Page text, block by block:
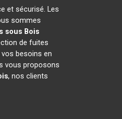
et sécurisé. Les
sommes
sous Bois
de fuites
besoins en
vous proposons
, nos clients